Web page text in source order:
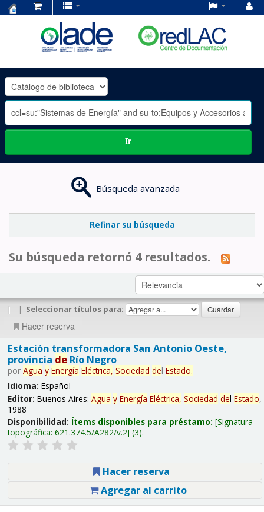
OLADE
-
Ir
Búsqueda avanzada
Refinar su búsqueda
Su búsqueda retornó 4 resultados.
| | Seleccionar títulos para:
Hacer reserva
Estación transformadora San Antonio Oeste,
provincia deRío Negro
por Agua y Energía Eléctrica, Sociedad del Estado.
Idioma: Español
Editor: Buenos Aires: Agua y Energía Eléctrica, Sociedad del Estado,
1988
Disponibilidad: Ítems disponibles para préstamo: Signatura
topográfica: 621.374.5/A282/v.2 (3).
Hacer reserva
Agregar al carrito